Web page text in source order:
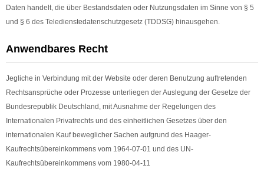
Daten handelt, die über Bestandsdaten oder Nutzungsdaten im Sinne von § 5
und § 6 des Teledienstedatenschutzgesetz (TDDSG) hinausgehen.
Anwendbares Recht
Jegliche in Verbindung mit der Website oder deren Benutzung auftretenden
Rechtsansprüche oder Prozesse unterliegen der Auslegung der Gesetze der
Bundesrepublik Deutschland, mit Ausnahme der Regelungen des
Internationalen Privatrechts und des einheitlichen Gesetzes über den
internationalen Kauf beweglicher Sachen aufgrund des Haager-
Kaufrechtsübereinkommens vom 1964-07-01 und des UN-
Kaufrechtsübereinkommens vom 1980-04-11